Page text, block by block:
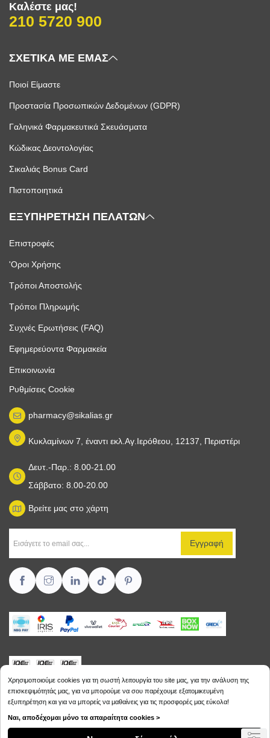
Καλέστε μας!
210 5720 900
ΣΧΕΤΙΚΑ ΜΕ ΕΜΑΣ
Ποιοί Είμαστε
Προστασία Προσωπικών Δεδομένων (GDPR)
Γαληνικά Φαρμακευτικά Σκευάσματα
Κώδικας Δεοντολογίας
Σικαλιάς Bonus Card
Πιστοποιητικά
ΕΞΥΠΗΡΕΤΗΣΗ ΠΕΛΑΤΩΝ
Επιστροφές
'Οροι Χρήσης
Τρόποι Αποστολής
Τρόποι Πληρωμής
Συχνές Ερωτήσεις (FAQ)
Εφημερεύοντα Φαρμακεία
Επικοινωνία
Ρυθμίσεις Cookie
pharmacy@sikalias.gr
Κυκλαμίνων 7, έναντι εκλ.Αγ.Ιερόθεου, 12137, Περιστέρι
Δευτ.-Παρ.: 8.00-21.00
Σάββατο: 8.00-20.00
Βρείτε μας στο χάρτη
Copyright © 2026Sikalias.gr
Χρησιμοποιούμε cookies για τη σωστή λειτουργία του site μας, για την ανάλυση της
επισκεψιμότητάς μας, για να μπορούμε να σου παρέχουμε εξατομικευμένη
εξυπηρέτηση και για να μπορείς να μαθαίνεις για τις προσφορές μας εύκολα!
Ναι, αποδέχομαι μόνο τα απαραίτητα cookies >